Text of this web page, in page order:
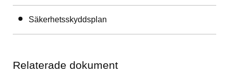
Säkerhetsskyddsplan
Relaterade dokument